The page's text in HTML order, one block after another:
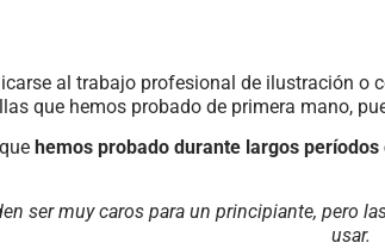
al trabajo profesional de ilustración o
que hemos probado de primera mano,
hemos probado durante largos
ser muy caros para un principiante, pero
usar.